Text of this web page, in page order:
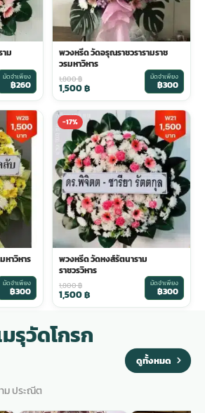
ม
มัดจำเพียง
฿260
พวงหรีด วัดอรุณราชวรารามราช
วรมหาวิหาร
1,800฿
1,500฿
มัดจำเพียง
฿300
หาวิหาร
มัดจำเพียง
฿300
-17%
พวงหรีด วัดหงส์รัตนาราม
ราชวรวิหาร
1,800฿
1,500฿
มัดจำเพียง
฿300
รุวัดโกรก
ม ประณีต
ดูทั้งหมด